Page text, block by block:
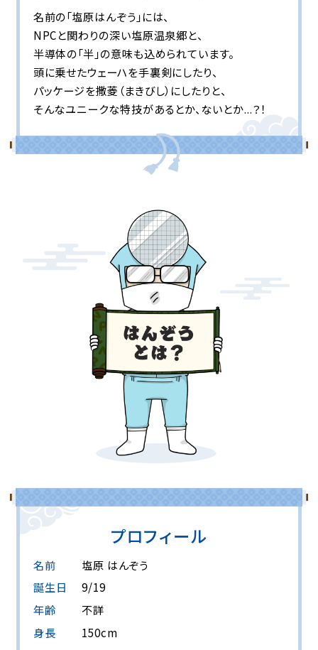
名前の「塩原はんぞう」には、
NPCと関わりの深い塩原温泉郷と、
半導体の「半」の意味も込められています。
頭に乗せたウェーハを手裏剣にしたり、
パッケージを撒菱（まきびし）にしたりと、
そんなユニークな特技があるとか、ないとか...？！
プロフィール
名前
塩原 はんぞう
誕生日
9/19
年齢
不詳
身⾧
150cm